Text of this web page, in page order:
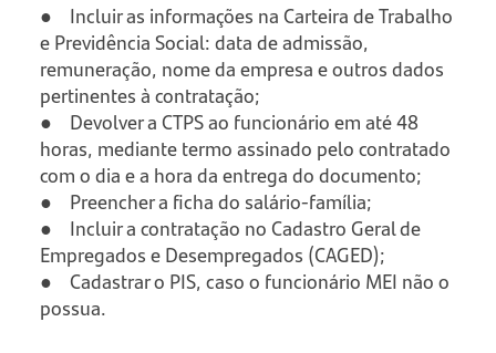
● Incluir as informações na Carteira de Trabalho
e Previdência Social: data de admissão,
remuneração, nome da empresa e outros dados
pertinentes à contratação;
● Devolver a CTPS ao funcionário em até 48
horas, mediante termo assinado pelo contratado
com o dia e a hora da entrega do documento;
● Preencher a ficha do salário-família;
● Incluir a contratação no Cadastro Geral de
Empregados e Desempregados (CAGED);
● Cadastrar o PIS, caso o funcionário MEI não o
possua.